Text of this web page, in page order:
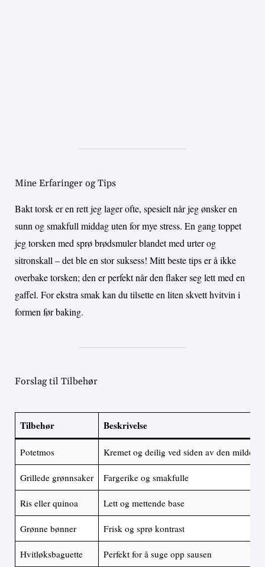
Mine Erfaringer og Tips
Bakt torsk er en rett jeg lager ofte, spesielt når jeg ønsker en
sunn og smakfull middag uten for mye stress. En gang toppet
jeg torsken med sprø brødsmuler blandet med urter og
sitronskall – det ble en stor suksess! Mitt beste tips er å ikke
overbake torsken; den er perfekt når den flaker seg lett med en
gaffel. For ekstra smak kan du tilsette en liten skvett hvitvin i
formen før baking.
Forslag til Tilbehør
Tilbehør Beskrivelse
Potetmos Kremet og deilig ved siden av den milde
Grillede grønnsaker Fargerike og smakfulle
Ris eller quinoa Lett og mettende base
Grønne bønner Frisk og sprø kontrast
Hvitløksbaguette Perfekt for å suge opp sausen